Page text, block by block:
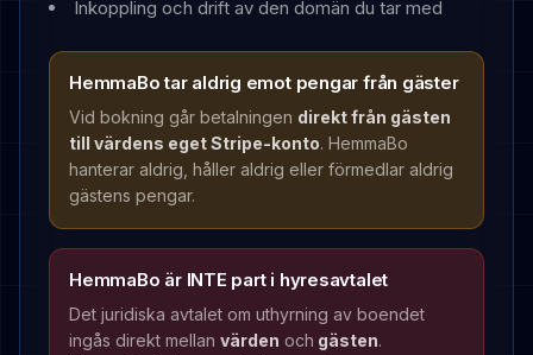
Inkoppling och drift av den domän du tar med
HemmaBo tar aldrig emot pengar från gäster
Vid bokning går betalningen direkt från gästen
till värdens eget Stripe-konto. HemmaBo
hanterar aldrig, håller aldrig eller förmedlar aldrig
gästens pengar.
HemmaBo är INTE part i hyresavtalet
Det juridiska avtalet om uthyrning av boendet
ingås direkt mellan värden och gästen.